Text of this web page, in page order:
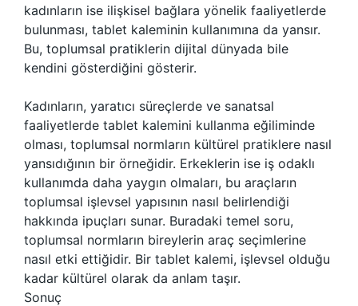
kadınların ise ilişkisel bağlara yönelik faaliyetlerde
bulunması, tablet kaleminin kullanımına da yansır.
Bu, toplumsal pratiklerin dijital dünyada bile
kendini gösterdiğini gösterir.
Kadınların, yaratıcı süreçlerde ve sanatsal
faaliyetlerde tablet kalemini kullanma eğiliminde
olması, toplumsal normların kültürel pratiklere nasıl
yansıdığının bir örneğidir. Erkeklerin ise iş odaklı
kullanımda daha yaygın olmaları, bu araçların
toplumsal işlevsel yapısının nasıl belirlendiği
hakkında ipuçları sunar. Buradaki temel soru,
toplumsal normların bireylerin araç seçimlerine
nasıl etki ettiğidir. Bir tablet kalemi, işlevsel olduğu
kadar kültürel olarak da anlam taşır.
Sonuç